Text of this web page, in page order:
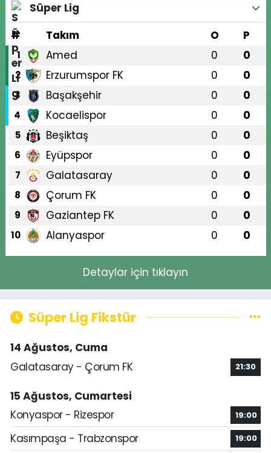
Süper Lig
#
Takım O P
1 Amed 0 0
2 Erzurumspor FK 0 0
3 Başakşehir 0 0
4 Kocaelispor 0 0
5 Beşiktaş 0 0
6 Eyüpspor 0 0
7 Galatasaray 0 0
8 Çorum FK 0 0
9 Gaziantep FK 0 0
10 Alanyaspor 0 0
Detaylar için tıklayın
Süper Lig Fikstür
14 Ağustos, Cuma
Galatasaray - Çorum FK
21:30
15 Ağustos, Cumartesi
Konyaspor - Rizespor
19:00
Kasımpaşa - Trabzonspor 19:00